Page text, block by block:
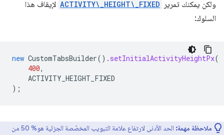
ولكن يمكنك تمرير ACTIVITY\_HEIGHT\_FIXED لإيقاف هذا
السلوك:
new CustomTabsBuilder(). setInitialActivityHeightPx(
400,
ACTIVITY_HEIGHT_FIXED
);
ملاحظة مهمة:
الحد الأدنى لارتفاع علامة التبويب المخصّصة الجزئية هو% 50 من